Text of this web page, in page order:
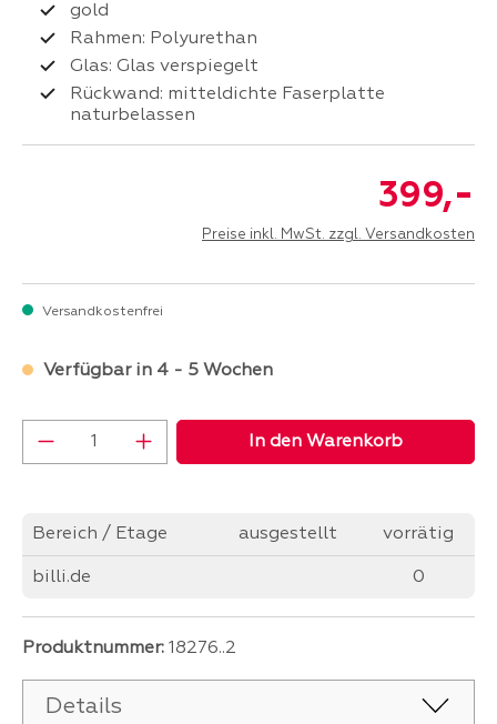
gold
Rahmen: Polyurethan
Glas: Glas verspiegelt
Rückwand: mitteldichte Faserplatte
naturbelassen
399,-
Preise inkl. MwSt. zzgl. Versandkosten
Versandkostenfrei
Verfügbar in 4 - 5 Wochen
Produkt Anzahl: Gib den gewünschten
In den Warenkorb
Bereich / Etage ausgestellt vorrätig
billi.de 0
Produktnummer: 18276..2
Details